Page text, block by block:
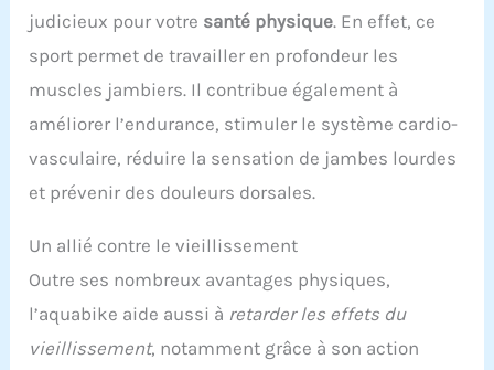
judicieux pour votre santé physique. En effet, ce
sport permet de travailler en profondeur les
muscles jambiers. Il contribue également à
améliorer l’endurance, stimuler le système cardio-
vasculaire, réduire la sensation de jambes lourdes
et prévenir des douleurs dorsales.
Un allié contre le vieillissement
Outre ses nombreux avantages physiques,
l’aquabike aide aussi à retarder les effets du
vieillissement, notamment grâce à son action